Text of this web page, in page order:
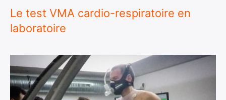
Le test VMA cardio-respiratoire en
laboratoire